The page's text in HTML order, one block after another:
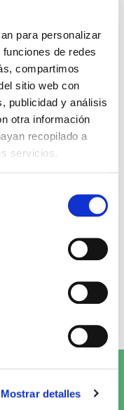
para personalizar
de redes
compartimos
sitio web con
publicidad y análisis
otra información
recopilado a
servicios.
Mostrar detalles
Max Lucado
15,20€
Comprar